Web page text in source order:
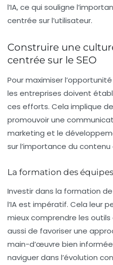
l’IA, ce qui souligne
centrée sur l’utilisateur.
Construire une
centrée sur le SEO
Pour maximiser l’opportunité
les entreprises doivent
ces efforts. Cela implique
promouvoir une
marketing et le
sur l’importance du
La formation des équipes
Investir dans la formation
l’IA est impératif. Cela leur
mieux comprendre les
aussi de favoriser une
main-d’œuvre bien
naviguer dans l’évolution